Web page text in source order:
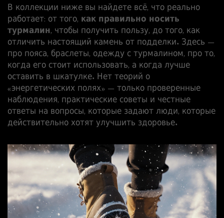
В коллекции ниже вы найдете всё, что реально
работает: от того, как правильно носить
турмалин, чтобы получить пользу, до того, как
отличить настоящий камень от подделки. Здесь —
про пояса, браслеты, одежду с турмалином, про то,
когда его стоит использовать, а когда лучше
оставить в шкатулке. Нет теорий о
«энергетических полях» — только проверенные
наблюдения, практические советы и честные
ответы на вопросы, которые задают люди, которые
действительно хотят улучшить здоровье.